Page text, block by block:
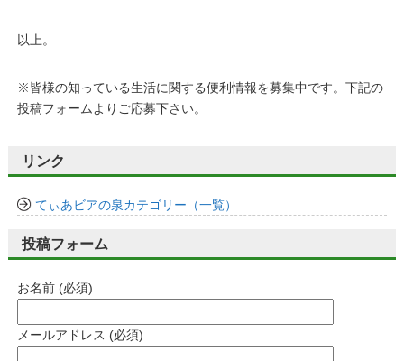
以上。
※皆様の知っている生活に関する便利情報を募集中です。下記の
投稿フォームよりご応募下さい。
リンク
てぃあビアの泉カテゴリー（一覧）
投稿フォーム
お名前 (必須)
メールアドレス (必須)